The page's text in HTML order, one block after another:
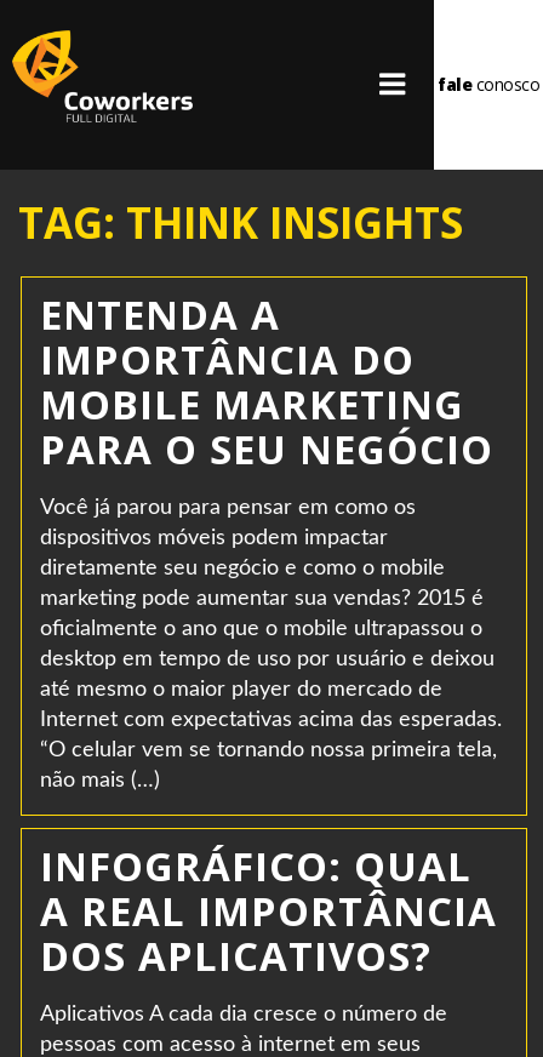
faleconosco
TAG: THINK INSIGHTS
ENTENDA A
IMPORTÂNCIA DO
MOBILE MARKETING
PARA O SEU NEGÓCIO
Você já parou para pensar em como os
dispositivos móveis podem impactar
diretamente seu negócio e como o mobile
marketing pode aumentar sua vendas? 2015 é
oficialmente o ano que o mobile ultrapassou o
desktop em tempo de uso por usuário e deixou
até mesmo o maior player do mercado de
Internet com expectativas acima das esperadas.
“O celular vem se tornando nossa primeira tela,
não mais (…)
INFOGRÁFICO: QUAL
A REAL IMPORTÂNCIA
DOS APLICATIVOS?
Aplicativos A cada dia cresce o número de
pessoas com acesso à internet em seus